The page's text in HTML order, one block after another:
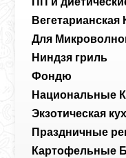
Вегетарианская
Для
Ниндзя гриль
Фондю
Национальные
Экзотическая
Праздничные
Картофельные